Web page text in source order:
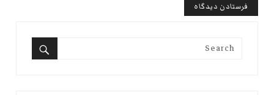
Search